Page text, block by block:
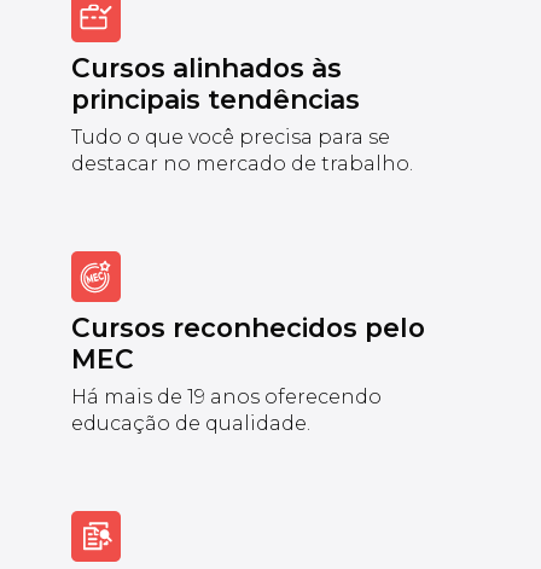
Cursos alinhados às
principais tendências
Tudo o que você precisa para se
destacar no mercado de trabalho.
Cursos reconhecidos pelo
MEC
Há mais de 19 anos oferecendo
educação de qualidade.